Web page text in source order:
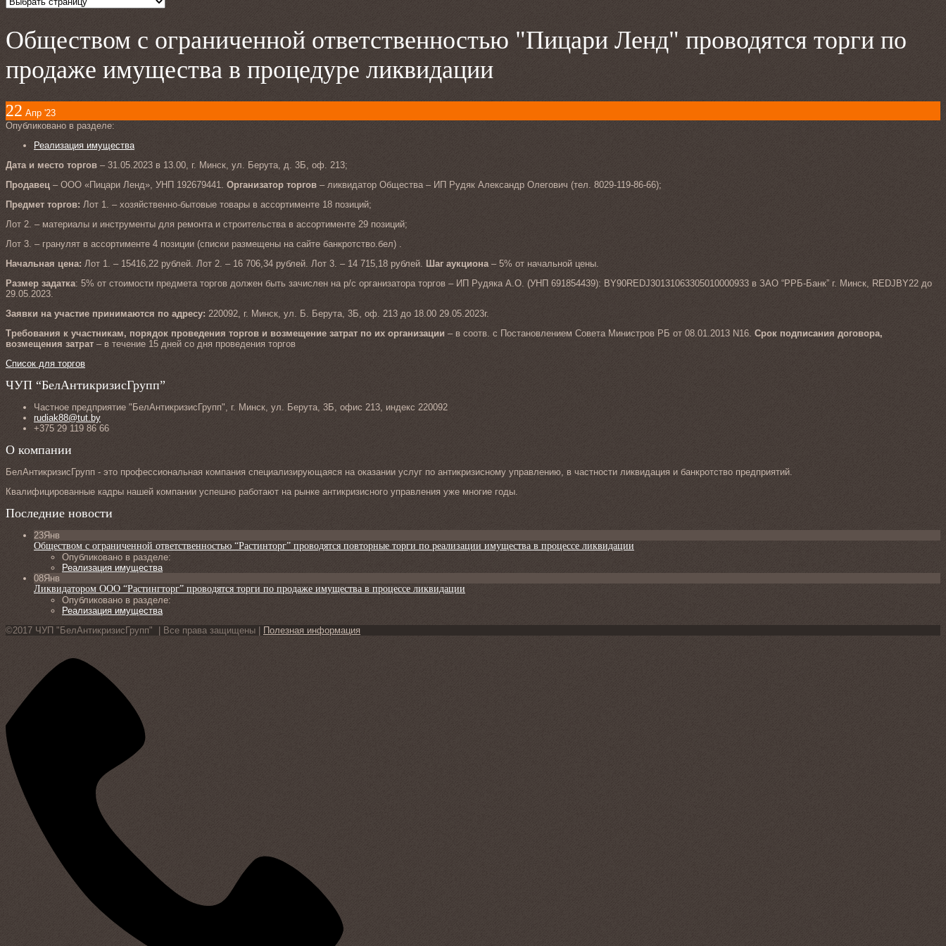
Обществом с ограниченной ответственностью "Пицари Ленд" проводятся торги по
продаже имущества в процедуре ликвидации
22 Апр '23
Опубликовано в разделе:
Реализация имущества
Дата и место торгов – 31.05.2023 в 13.00, г. Минск, ул. Берута, д. 3Б, оф. 213;
Продавец – ООО «Пицари Ленд», УНП 192679441. Организатор торгов – ликвидатор Общества – ИП Рудяк Александр Олегович (тел. 8029-119-86-66);
Предмет торгов: Лот 1. – хозяйственно-бытовые товары в ассортименте 18 позиций;
Лот 2. – материалы и инструменты для ремонта и строительства в ассортименте 29 позиций;
Лот 3. – гранулят в ассортименте 4 позиции (списки размещены на сайте банкротство.бел) .
Начальная цена: Лот 1. – 15416,22 рублей. Лот 2. – 16 706,34 рублей. Лот 3. – 14 715,18 рублей. Шаг аукциона– 5% от начальной цены.
Размер задатка: 5% от стоимости предмета торгов должен быть зачислен на р/с организатора торгов – ИП Рудяка А.О. (УНП 691854439): BY90REDJ30131063305010000933 в ЗАО “РРБ-Банк” г. Минск, REDJBY22 до
29.05.2023.
Заявки на участие принимаются по адресу: 220092, г. Минск, ул. Б. Берута, 3Б, оф. 213 до 18.00 29.05.2023г.
Требования к участникам, порядок проведения торгов и возмещение затрат по их организации – в соотв. с Постановлением Совета Министров РБ от 08.01.2013 N16. Срок подписания договора,
возмещения затрат – в течение 15 дней со дня проведения торгов
Список для торгов
ЧУП “БелАнтикризисГрупп”
Частное предприятие "БелАнтикризисГрупп", г. Минск, ул. Берута, 3Б, офис 213, индекс 220092
rudiak88@tut.by
+375 29 119 86 66
О компании
БелАнтикризисГрупп - это профессиональная компания специализирующаяся на оказании услуг по антикризисному управлению, в частности ликвидация и банкротство предприятий.
Квалифицированные кадры нашей компании успешно работают на рынке антикризисного управления уже многие годы.
Последние новости
23Янв
Обществом с ограниченной ответственностью “Растинторг” проводятся повторные торги по реализации имущества в процессе ликвидации
Опубликовано в разделе:
Реализация имущества
08Янв
Ликвидатором ООО “Растингторг” проводятся торги по продаже имущества в процессе ликвидации
Опубликовано в разделе:
Реализация имущества
©2017 ЧУП "БелАнтикризисГрупп" | Все права защищены |
Полезная информация